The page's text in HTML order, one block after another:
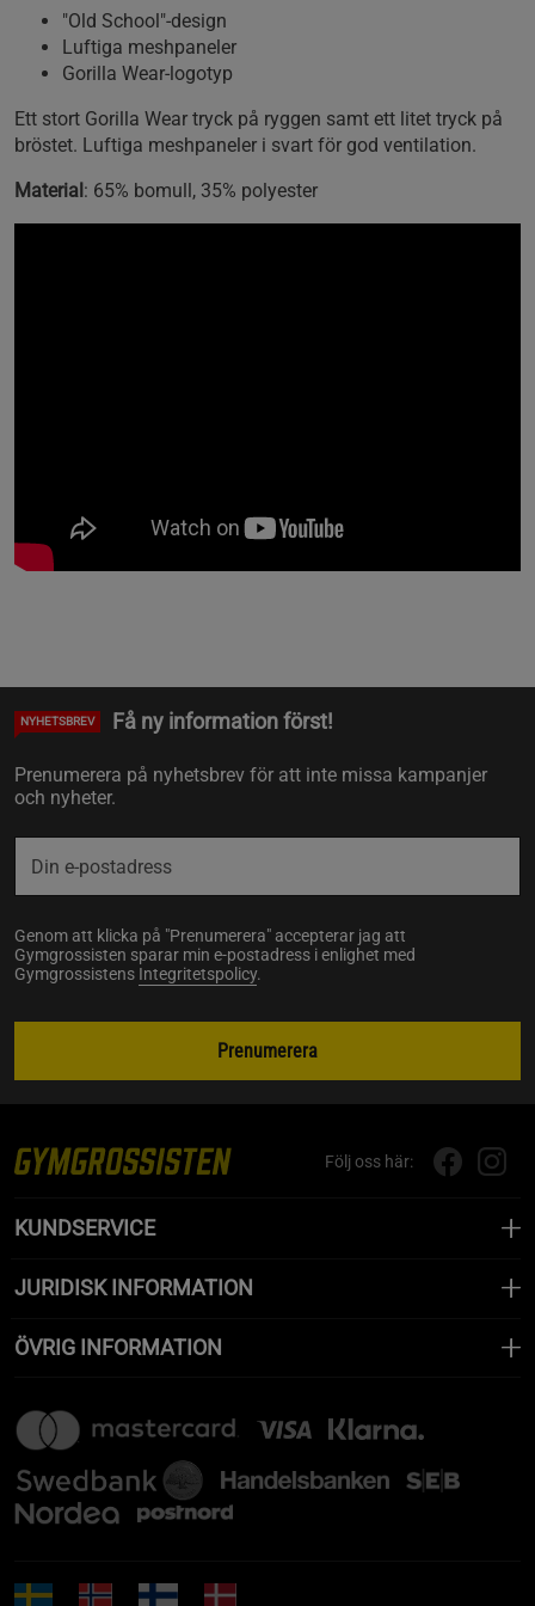
"Old School"-design
Luftiga meshpaneler
Gorilla Wear-logotyp
Ett stort Gorilla Wear tryck på ryggen samt ett litet tryck på
bröstet. Luftiga meshpaneler i svart för god ventilation.
Material : 65% bomull, 35% polyester
NYHETSBREV Få ny information först!
Prenumerera på nyhetsbrev för att inte missa kampanjer
och nyheter.
Genom att klicka på "Prenumerera" accepterar jag att
Gymgrossisten sparar min e-postadress i enlighet med
Gymgrossistens Integritetspolicy.
Prenumerera
Följ oss här:
KUNDSERVICE
JURIDISK INFORMATION
ÖVRIG INFORMATION